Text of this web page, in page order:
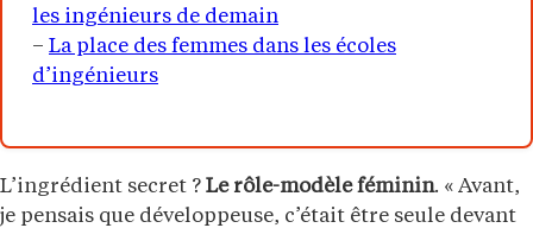
les ingénieurs de demain
– La place des femmes dans les écoles
d’ingénieurs
L’ingrédient secret ? Le rôle-modèle féminin. « Avant,
je pensais que développeuse, c’était être seule devant